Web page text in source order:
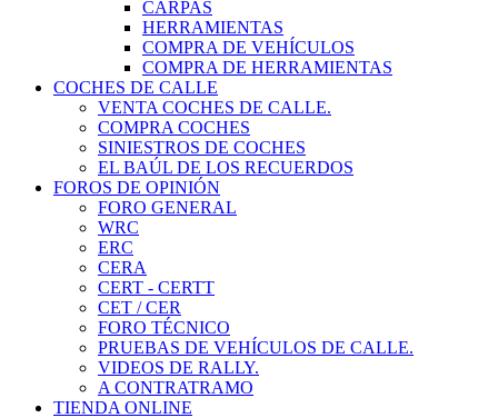
CARPAS
HERRAMIENTAS
COMPRA DE VEHÍCULOS
COMPRA DE HERRAMIENTAS
COCHES DE CALLE
VENTA COCHES DE CALLE.
COMPRA COCHES
SINIESTROS DE COCHES
EL BAÚL DE LOS RECUERDOS
FOROS DE OPINIÓN
FORO GENERAL
WRC
ERC
CERA
CERT - CERTT
CET / CER
FORO TÉCNICO
PRUEBAS DE VEHÍCULOS DE CALLE.
VIDEOS DE RALLY.
A CONTRATRAMO
TIENDA ONLINE